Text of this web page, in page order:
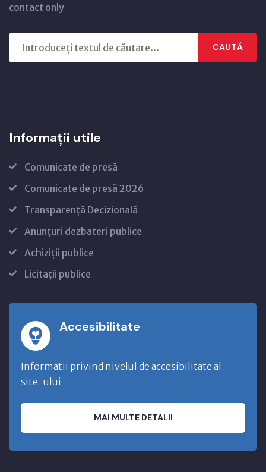
contact only
CAUTĂ
Informații utile
Comunicate de presă
Comunicate de presă 2026
Transparență Decizională
Anunțuri dezbateri publice
Achiziții publice
Licitații publice
Accesibilitate
Informatii privind nivelul de accesibilitate al
site-ului
MAI MULTE DETALII